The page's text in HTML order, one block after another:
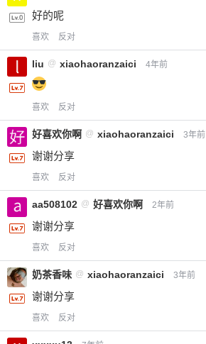
好的呢
喜欢 反对
liu @ xiaohaoranzaici 4年前
喜欢 反对
好喜欢你啊 @ xiaohaoranzaici 3年前
谢谢分享
喜欢 反对
aa508102 @ 好喜欢你啊 2年前
谢谢分享
喜欢 反对
奶茶香味 @ xiaohaoranzaici 3年前
谢谢分享
喜欢 反对